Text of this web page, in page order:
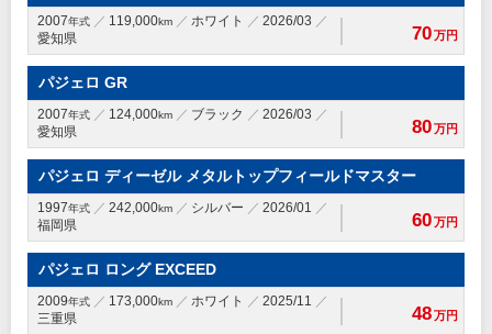
2007年式 119,000km ホワイト
2026/03
愛知県
70万円
パジェロ GR
2007年式 124,000km ブラック
2026/03
愛知県
80万円
パジェロ ディーゼル メタルトップフィールドマスター
1997年式 242,000km シルバー
2026/01
福岡県
60万円
パジェロ ロング EXCEED
2009年式 173,000km ホワイト
2025/11
三重県
48万円